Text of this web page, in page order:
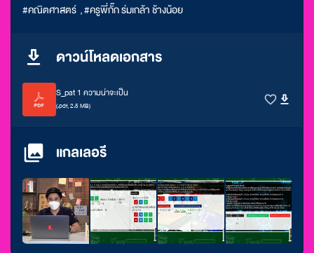
#คณิตศาสตร์ ,#ครูพี่กั๊ก ร่มเกล้า ช้างน้อย
ดาวน์โหลดเอกสาร
S_pat 1 ความน่าจะเป็น
(.pdf, 2.5 MB)
แกลเลอรี